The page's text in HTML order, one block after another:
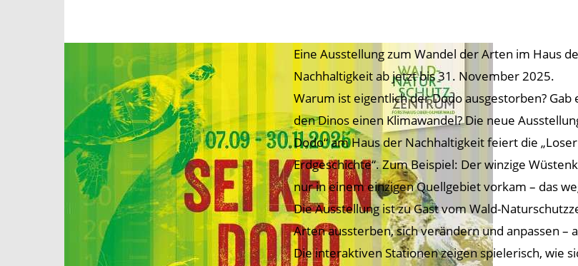
Eine Ausstellung zum Wandel der Arten im Haus
Nachhaltigkeit ab jetzt bis 31. November 2025.
Warum ist eigentlich der Dodo ausgestorben? Gab
den Dinos einen Klimawandel? Die neue
Dodo“ am Haus der Nachhaltigkeit feiert die
Erdgeschichte“. Zum Beispiel: Der winzige
nur in einem einzigen Quellgebiet vorkam – das
Die Ausstellung ist zu Gast vom Wald-
Arten aussterben, sich verändern und anpassen –
Die interaktiven Stationen zeigen spielerisch, wie